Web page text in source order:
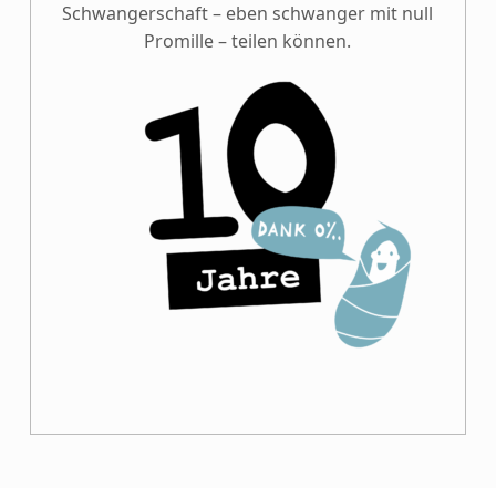
Schwangerschaft – eben schwanger mit null
Promille – teilen können.